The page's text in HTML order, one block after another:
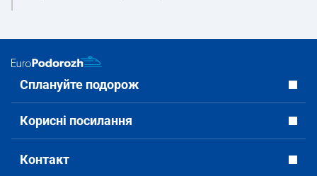
Сплануйте подорож
Корисні посилання
Контакт